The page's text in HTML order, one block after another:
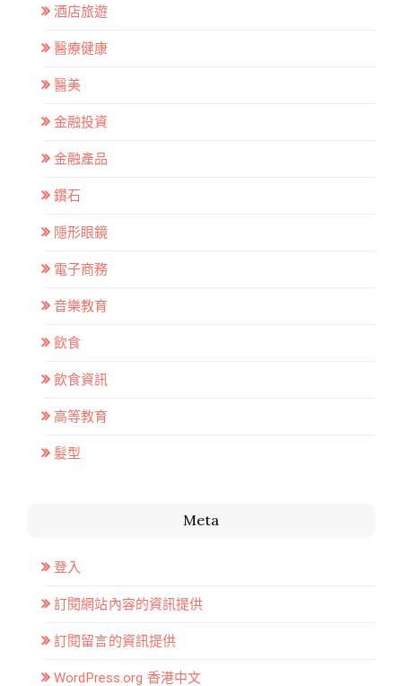
酒店旅遊
醫療健康
醫美
金融投資
金融產品
鑽石
隱形眼鏡
電子商務
音樂教育
飲食
飲食資訊
高等教育
髮型
Meta
登入
訂閱網站內容的資訊提供
訂閱留言的資訊提供
WordPress.org 香港中文